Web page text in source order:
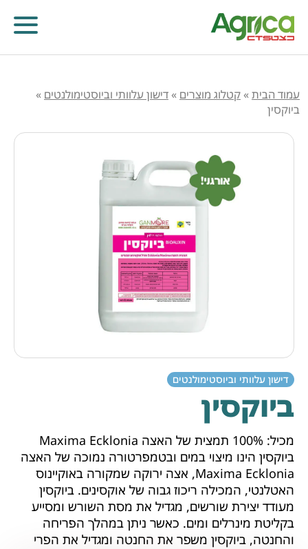
קוטלי עשבים
קוטלי מחלות
קוטלי חרקים
מווסתי צמיחה
דישון עלוותי וביוסטימולנטים
זרעים
שונות
עמוד הבית»קטלוג מוצרים »דישון עלוותי וביוסטימולנטים »
ביוקסין
דישון עלוותי וביוסטימולנטים
ביוקסין
מכיל: 100% תמצית של האצה Maxima Ecklonia
ביוקסין הינו מיצוי במים ובטמפרטורה נמוכה של האצה
Maxima Ecklonia, אצה ירוקה שמקורה באוקיינוס
האטלנטי, המכילה ריכוז גבוה של אוקסינים. ביוקסין
מעודד יצירת שורשים, מגדיל את מסת השורש ומסייע
בקליטת מינרלים ומים. כאשר ניתן במהלך הפריחה
והחנטה, ביוקסין משפר את החנטה ומגדיל את הפרי